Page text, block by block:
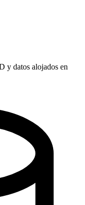
y datos alojados en